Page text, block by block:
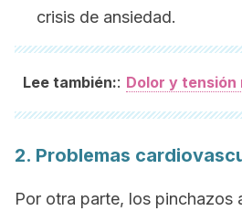
crisis de ansiedad.
Lee también:: Dolor y
2. Problemas
Por otra parte, los pinchazos